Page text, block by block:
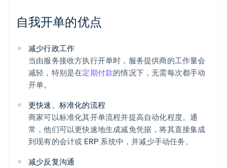
自我开单的优点
减少行政工作
当由服务接收方执行开单时，服务提供商的工作量会
减轻，特别是在定期付款的情况下，无需每次都手动
开单。
更快速、标准化的流程
商家可以标准化其开单流程并提高自动化程度。通
常，他们可以更快速地生成减免凭据，将其直接集成
到现有的会计或 ERP 系统中，并减少手动任务。
减少反复沟通